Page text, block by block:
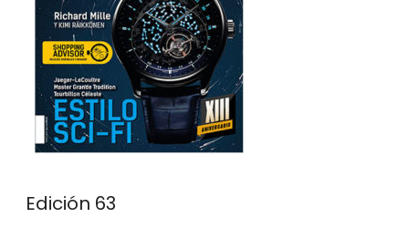
Edición 63